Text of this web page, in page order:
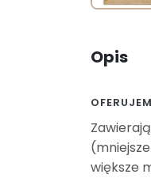
Opis
większe